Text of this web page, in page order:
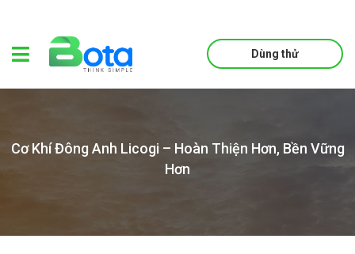
Dùng thử
Cơ Khí Đông Anh Licogi – Hoàn Thiện Hơn, Bền Vững
Hơn